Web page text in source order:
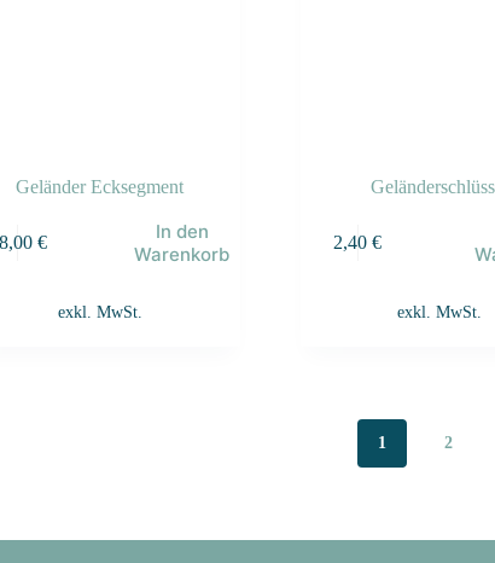
Geländer Ecksegment
€
In den
Warenkorb
exkl. MwSt.
2,40€
exkl. MwSt.
1 2